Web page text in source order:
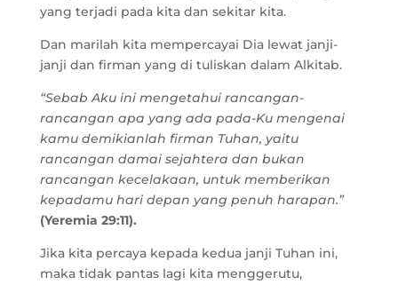
yang terjadi pada kita dan sekitar kita.
Dan marilah kita mempercayai Dia lewat janji-
janji dan firman yang di tuliskan dalam Alkitab.
“Sebab Aku ini mengetahui rancangan-
rancangan apa yang ada pada-Ku mengenai
kamu demikianlah firman Tuhan, yaitu
rancangan damai sejahtera dan bukan
rancangan kecelakaan, untuk memberikan
kepadamu hari depan yang penuh harapan.”
(Yeremia 29:11).
Jika kita percaya kepada kedua janji Tuhan ini,
maka tidak pantas lagi kita menggerutu,